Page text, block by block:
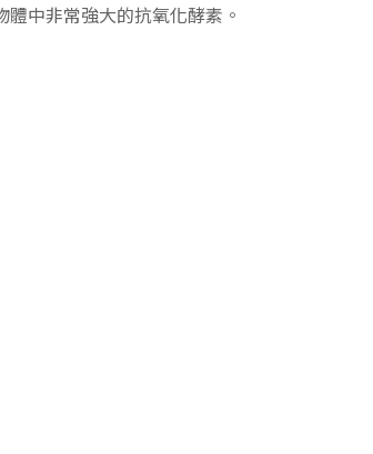
中非常強大的抗氧化酵素。